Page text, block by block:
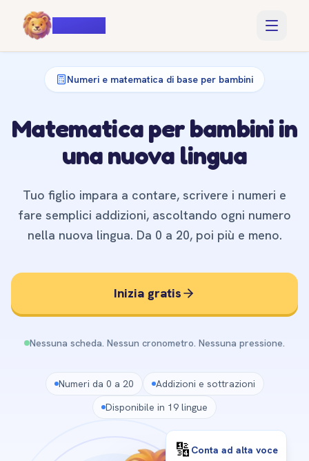
Numeri e matematica di base per bambini
Matematica per bambini in
una nuova lingua
Tuo figlio impara a contare, scrivere i numeri e
fare semplici addizioni, ascoltando ogni numero
nella nuova lingua. Da 0 a 20, poi più e meno.
Inizia gratis
Nessuna scheda. Nessun cronometro. Nessuna pressione.
Numeri da 0 a 20
Addizioni e sottrazioni
Disponibile in 19 lingue
🔢 Conta ad alta voce